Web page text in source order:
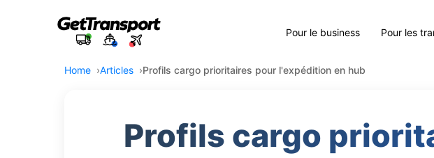
Pour le business Pour les
Home Articles Profils cargo prioritaires pour l'expédition en hub
Profils cargo